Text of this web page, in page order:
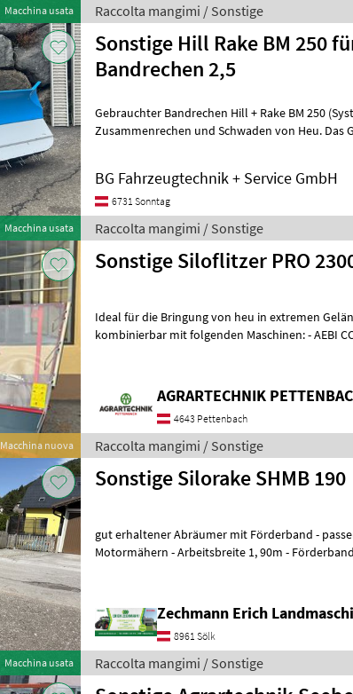
Macchina usata Raccolta mangimi / Sonstige
Macchina usata
Sonstige Hill Rake BM 250
Bandrechen 2,5
Gebrauchter Bandrechen Hill + Rake BM 250
Zusammenrechen und Schwaden von Heu. Das
BG Fahrzeugtechnik + Service GmbH
6731 Sonntag
Raccolta mangimi / Sonstige
Macchina nuova
Sonstige Siloflitzer PRO
Ideal für die Bringung von heu in extremen
kombinierbar mit folgenden Maschinen: - AEBI
AGRARTECHNIK
4643 Pettenbach
Raccolta mangimi / Sonstige
Macchina usata
Sonstige Silorake SHMB 190
gut erhaltener Abräumer mit Förderband - passend zu Aebi
Motormähern - Arbeitsbreite 1, 90m -
Zechmann Erich
8961 Sölk
Raccolta mangimi / Sonstige